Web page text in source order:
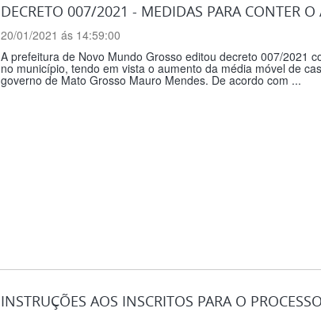
DECRETO 007/2021 - MEDIDAS PARA CONTER
20/01/2021 ás 14:59:00
A prefeitura de Novo Mundo Grosso editou decreto 007/2021
no município, tendo em vista o aumento da média móvel de
governo de Mato Grosso Mauro Mendes. De acordo com ...
INSTRUÇÕES AOS INSCRITOS PARA O